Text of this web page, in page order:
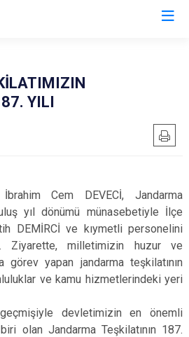
Gölhisar
Yeşilova
YILI
İbrahim Cem DEVECİ, Jandarma
yıl dönümü münasebetiyle İlçe
DEMİRCİ ve kıymetli personelini
Ziyarette, milletimizin huzur ve
yapan jandarma teşkilatının
ve kamu hizmetlerindeki yeri
geçmişiyle devletimizin en önemli
olan Jandarma Teşkilatının 187.